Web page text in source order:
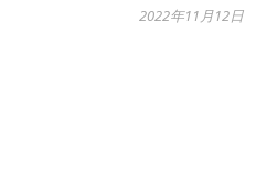
2022年11月12日